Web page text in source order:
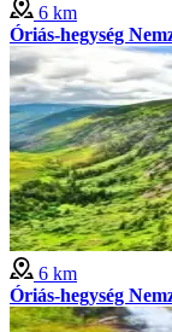
6 km
Óriás-hegység
6 km
Óriás-hegység